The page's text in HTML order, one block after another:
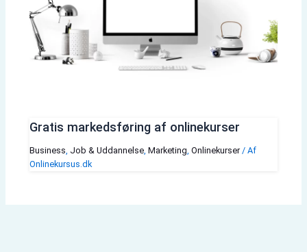
Gratis markedsføring af onlinekurser
Business, Job & Uddannelse, Marketing, Onlinekurser/ Af
Onlinekursus.dk